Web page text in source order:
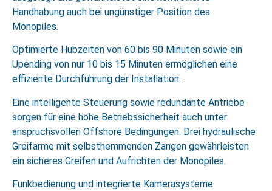
Handhabung auch bei ungünstiger Position des
Monopiles.
Optimierte Hubzeiten von 60 bis 90 Minuten sowie ein
Upending von nur 10 bis 15 Minuten ermöglichen eine
effiziente Durchführung der Installation.
Eine intelligente Steuerung sowie redundante Antriebe
sorgen für eine hohe Betriebssicherheit auch unter
anspruchsvollen Offshore Bedingungen. Drei hydraulische
Greifarme mit selbsthemmenden Zangen gewährleisten
ein sicheres Greifen und Aufrichten der Monopiles.
Funkbedienung und integrierte Kamerasysteme